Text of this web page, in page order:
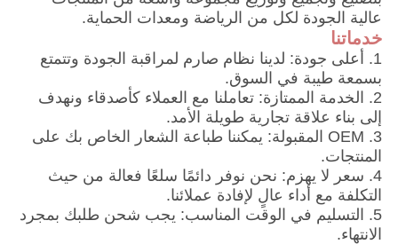
عالية الجودة لكل من الرياضة ومعدات الحماية.
خدماتنا
1. أعلى جودة: لدينا نظام صارم لمراقبة الجودة وتتمتع
بسمعة طيبة في السوق.
2. الخدمة الممتازة: تعاملنا مع العملاء كأصدقاء ونهدف
إلى بناء علاقة تجارية طويلة الأمد.
3. OEM المقبولة: يمكننا طباعة الشعار الخاص بك على
المنتجات.
4. سعر لا يهزم: نحن نوفر دائمًا سلعًا فعالة من حيث
التكلفة مع أداء عالٍ لإفادة عملائنا.
5. التسليم في الوقت المناسب: يجب شحن طلبك بمجرد
الانتهاء.